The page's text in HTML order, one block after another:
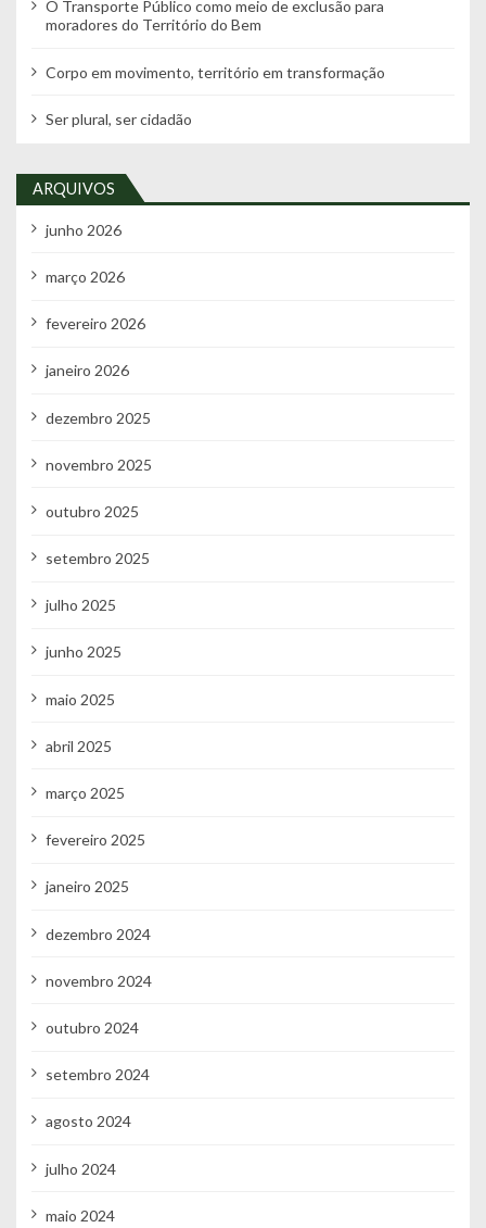
o
s
s
O Transporte Público como meio de exclusão para
moradores do Território do Bem
Corpo em movimento, território em transformação
Ser plural, ser cidadão
ARQUIVOS
junho 2026
março 2026
fevereiro 2026
janeiro 2026
dezembro 2025
novembro 2025
outubro 2025
setembro 2025
julho 2025
junho 2025
maio 2025
abril 2025
março 2025
fevereiro 2025
janeiro 2025
dezembro 2024
novembro 2024
outubro 2024
setembro 2024
agosto 2024
julho 2024
maio 2024